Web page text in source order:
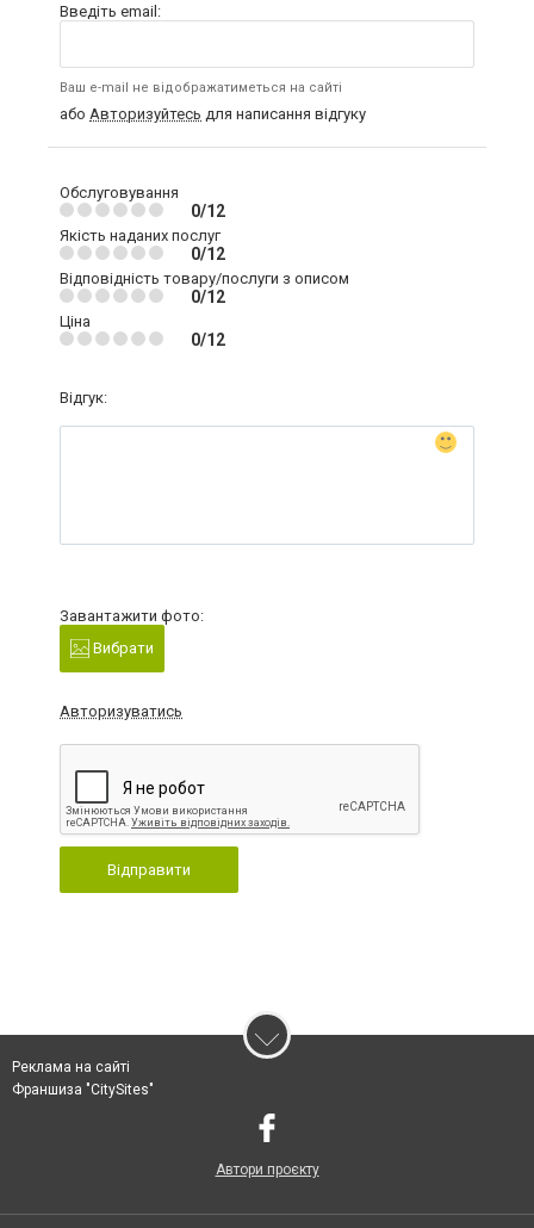
Введіть email:
Ваш e-mail не відображатиметься на сайті
або Авторизуйтесь для написання відгуку
Обслуговування
0/12
Якість наданих послуг
0/12
Відповідність товару/послуги з описом
0/12
Ціна
0/12
Відгук:
Завантажити фото:
Вибрати
Авторизуватись
Відправити
Реклама на сайті
Франшиза "CitySites"
Автори проєкту